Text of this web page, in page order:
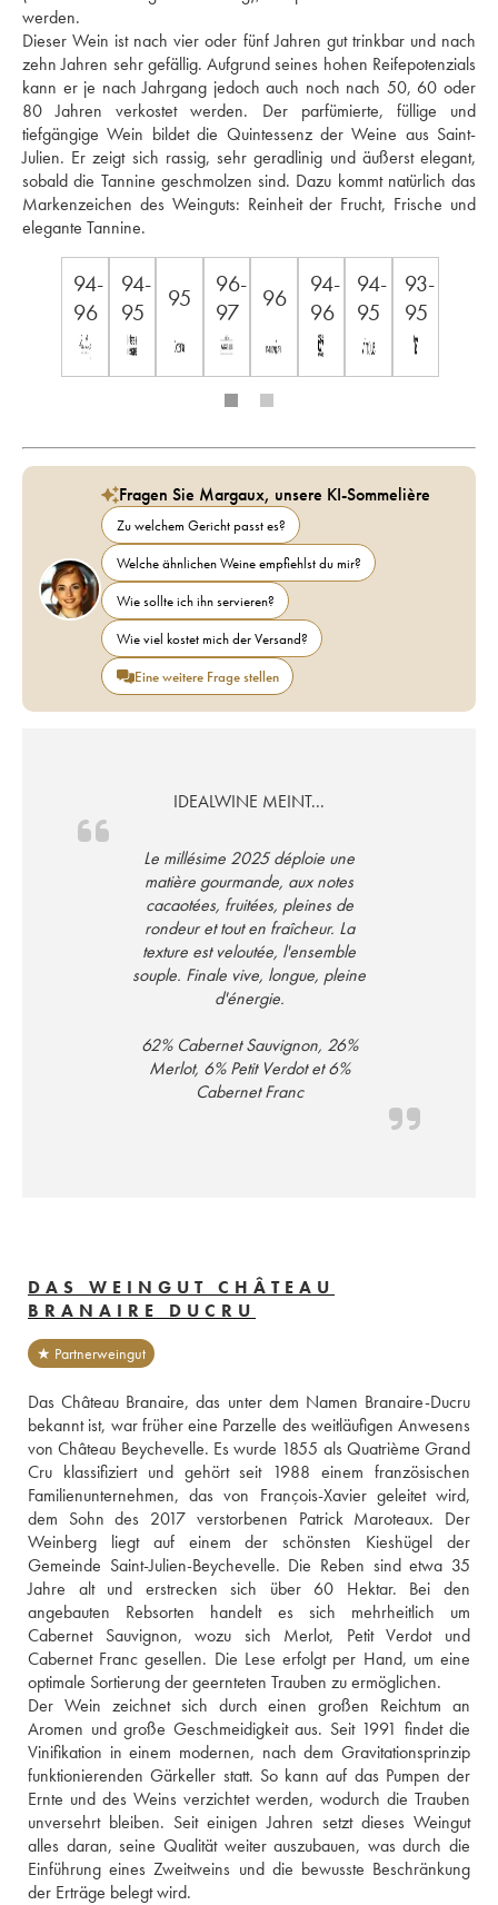
werden.
Dieser Wein ist nach vier oder fünf Jahren gut trinkbar und nach
zehn Jahren sehr gefällig. Aufgrund seines hohen Reifepotenzials
kann er je nach Jahrgang jedoch auch noch nach 50, 60 oder
80 Jahren verkostet werden. Der parfümierte, füllige und
tiefgängige Wein bildet die Quintessenz der Weine aus Saint-
Julien. Er zeigt sich rassig, sehr geradlinig und äußerst elegant,
sobald die Tannine geschmolzen sind. Dazu kommt natürlich das
Markenzeichen des Weinguts: Reinheit der Frucht, Frische und
elegante Tannine.
94-
96
94-
95
95
96-
97
96
94-
96
94-
95
93-
95
Fragen Sie Margaux, unsere KI-Sommelière
Zu welchem Gericht passt es?
Welche ähnlichen Weine empfiehlst du mir?
Wie sollte ich ihn servieren?
Wie viel kostet mich der Versand?
Eine weitere Frage stellen
IDEALWINE MEINT...
Le millésime 2025 déploie une
matière gourmande, aux notes
cacaotées, fruitées, pleines de
rondeur et tout en fraîcheur. La
texture est veloutée, l'ensemble
souple. Finale vive, longue, pleine
d'énergie.
62% Cabernet Sauvignon, 26%
Merlot, 6% Petit Verdot et 6%
Cabernet Franc
DAS WEINGUT CHÂTEAU
BRANAIRE DUCRU
★ Partnerweingut
Das Château Branaire, das unter dem Namen Branaire-Ducru
bekannt ist, war früher eine Parzelle des weitläufigen Anwesens
von Château Beychevelle. Es wurde 1855 als Quatrième Grand
Cru klassifiziert und gehört seit 1988 einem französischen
Familienunternehmen, das von François-Xavier geleitet wird,
dem Sohn des 2017 verstorbenen Patrick Maroteaux. Der
Weinberg liegt auf einem der schönsten Kieshügel der
Gemeinde Saint-Julien-Beychevelle. Die Reben sind etwa 35
Jahre alt und erstrecken sich über 60 Hektar. Bei den
angebauten Rebsorten handelt es sich mehrheitlich um
Cabernet Sauvignon, wozu sich Merlot, Petit Verdot und
Cabernet Franc gesellen. Die Lese erfolgt per Hand, um eine
optimale Sortierung der geernteten Trauben zu ermöglichen.
Der Wein zeichnet sich durch einen großen Reichtum an
Aromen und große Geschmeidigkeit aus. Seit 1991 findet die
Vinifikation in einem modernen, nach dem Gravitationsprinzip
funktionierenden Gärkeller statt. So kann auf das Pumpen der
Ernte und des Weins verzichtet werden, wodurch die Trauben
unversehrt bleiben. Seit einigen Jahren setzt dieses Weingut
alles daran, seine Qualität weiter auszubauen, was durch die
Einführung eines Zweitweins und die bewusste Beschränkung
der Erträge belegt wird.